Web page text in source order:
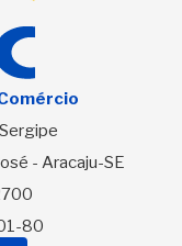
- Aracaju-SE
80